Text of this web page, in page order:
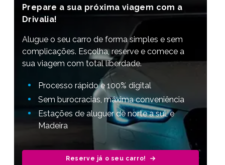
Prepare a sua próxima viagem com a
Drivalia!
Alugue o seu carro de forma simples e sem
complicações. Escolha, reserve e comece a
sua viagem com total liberdade.
Processo rápido e 100% digital
Sem burocracias, máxima conveniência
Estações de aluguer de norte a sul, e
Madeira
Reserve já o seu carro!